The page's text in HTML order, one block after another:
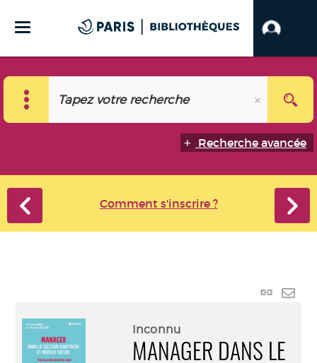
Recherche avancée
Comment s'inscrire ?
Lien
Inconnu
MANAGER DANS LE